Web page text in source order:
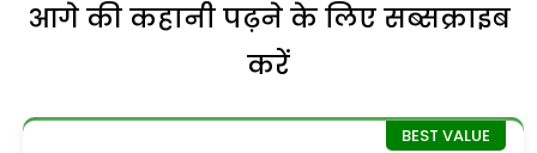
आगे की कहानी पढ़ने के लिए सब्सक्राइब
करें